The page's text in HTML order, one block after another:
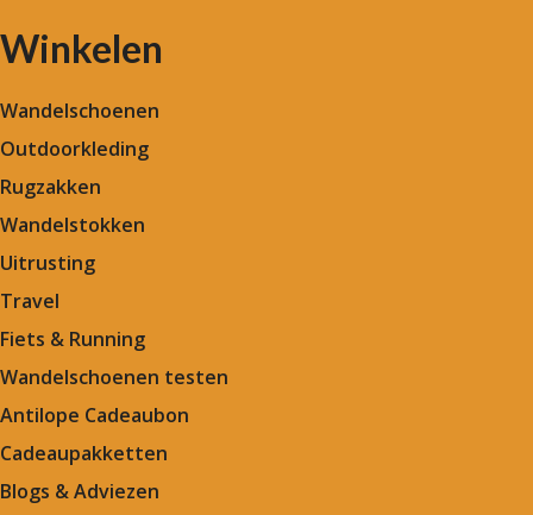
Winkelen
Wandelschoenen
Outdoorkleding
Rugzakken
Wandelstokken
Uitrusting
Travel
Fiets & Running
Wandelschoenen testen
Antilope Cadeaubon
Cadeaupakketten
Blogs & Adviezen